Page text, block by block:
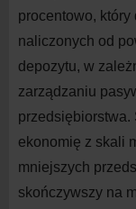
procentowo,
naliczonych od
depozytu, w
zarządzaniu
przedsiębiorstwa.
ekonomię z skali
mniejszych
skończywszy na